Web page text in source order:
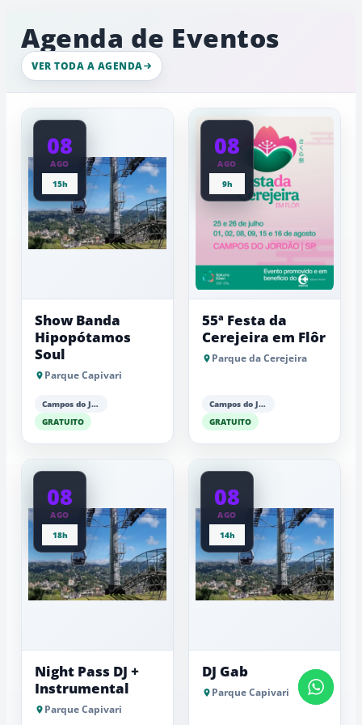
inverno
movimento
intenso
nesta
quinta-
feira
a
Agenda de Eventos
VER TODA A AGENDA
08
AGO
15h
Show Banda
Hipopótamos
Soul
Parque Capivari
Campos do Jordão
GRATUITO
08
AGO
9h
55ª Festa da
Cerejeira em Flôr
Parque da Cerejeira
Campos do Jordão
GRATUITO
08
AGO
18h
Night Pass DJ +
Instrumental
Parque Capivari
08
AGO
14h
DJ Gab
Parque Capivari